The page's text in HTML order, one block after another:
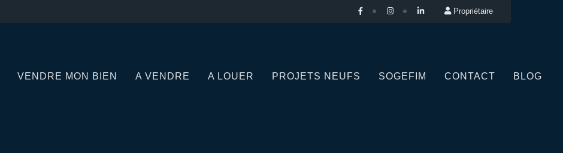
Propriétaire
VENDRE MON BIEN A VENDRE A LOUER PROJETS NEUFS SOGEFIM CONTACT BLOG